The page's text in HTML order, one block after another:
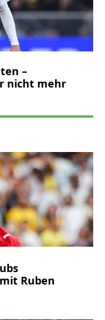
–
nicht mehr
Ruben